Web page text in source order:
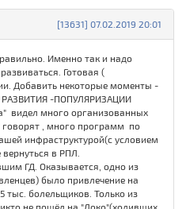
[13631] 07.02.2019 20:01
Именно так и надо
Готовая (
Добавить некоторые моменты -
РАЗВИТИЯ -ПОПУЛЯРИЗАЦИИ
видел много организованных
говорят , много программ по
инфраструктурой(с условием
в РПЛ.
ГД. Оказывается, одно из
было привлечение на
тыс. болельщиков. Только из